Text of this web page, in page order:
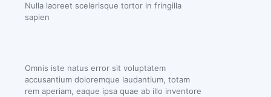
Nulla laoreet scelerisque tortor in fringilla
sapien
Omnis iste natus error sit voluptatem
accusantium doloremque laudantium, totam
rem aperiam, eaque ipsa quae ab illo inventore